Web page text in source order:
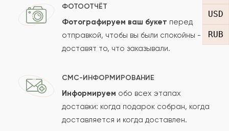
USD
RUB
Отзыв
Сколько будет
ФОТООТЧЁТ
Фотографируем ваш букет перед
отправкой, чтобы вы были спокойны -
доставят то, что заказывали.
СМС-ИНФОРМИРОВАНИЕ
Информируем обо всех этапах
доставки: когда подарок собран, когда
доставляется и когда доставлен.